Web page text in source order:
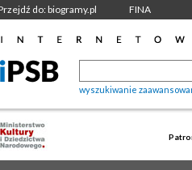
do: biogramy.pl FINA
wyszukiwanie